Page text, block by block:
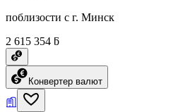
поблизости с г. Минск
2 615 354 ƃ
Конвертер валют